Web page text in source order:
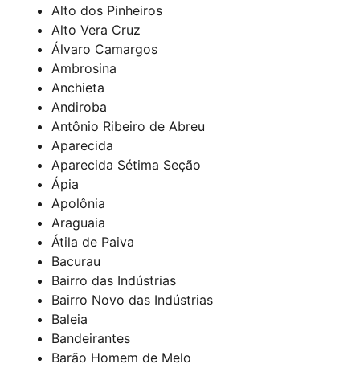
Alto dos Pinheiros
Alto Vera Cruz
Álvaro Camargos
Ambrosina
Anchieta
Andiroba
Antônio Ribeiro de Abreu
Aparecida
Aparecida Sétima Seção
Ápia
Apolônia
Araguaia
Átila de Paiva
Bacurau
Bairro das Indústrias
Bairro Novo das Indústrias
Baleia
Bandeirantes
Barão Homem de Melo